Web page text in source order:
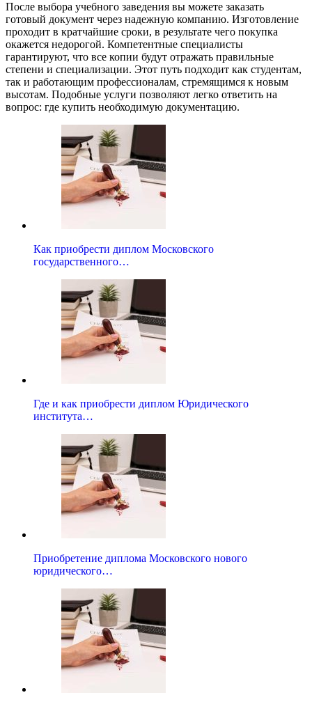
После выбора учебного заведения вы можете заказать
готовый документ через надежную компанию. Изготовление
проходит в кратчайшие сроки, в результате чего покупка
окажется недорогой. Компетентные специалисты
гарантируют, что все копии будут отражать правильные
степени и специализации. Этот путь подходит как студентам,
так и работающим профессионалам, стремящимся к новым
высотам. Подобные услуги позволяют легко ответить на
вопрос: где купить необходимую документацию.
Как приобрести диплом Московского
государственного…
Где и как приобрести диплом Юридического
института…
Приобретение диплома Московского нового
юридического…